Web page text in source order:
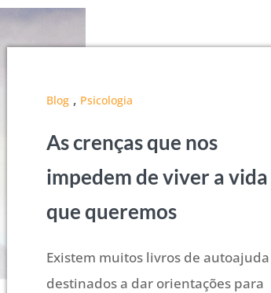
Blog , Psicologia
As crenças que nos
impedem de viver a vida
que queremos
Existem muitos livros de autoajuda
destinados a dar orientações para